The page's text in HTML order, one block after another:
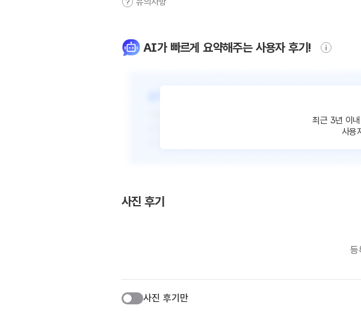
AI가 빠르게 요약해주는 사용자 후기!
최근 3년 이
사용
사진 후기
등
사진 후기만